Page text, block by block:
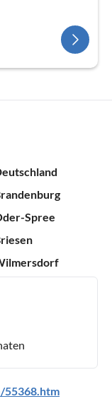
Spree
55368.htm